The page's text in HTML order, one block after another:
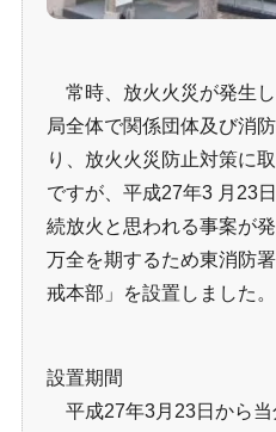
常時、放火火災が発生
局全体で関係団体及び消
り、放火火災防止対策に
ですが、平成27年3 月23
続放火と思われる事案が
万全を期するため東消防
戒本部」を設置しました。
設置期間
平成27年3月23日から当